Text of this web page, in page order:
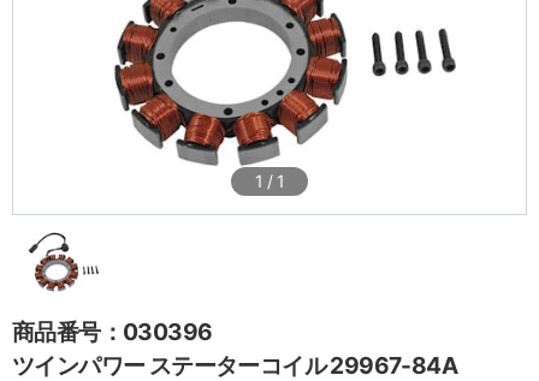
1 / 1
商品番号：030396
ツインパワー ステーターコイル 29967-84A